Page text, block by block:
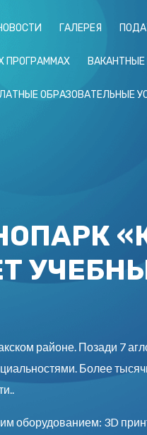
ГАЛЕРЕЯ
ПРОГРАММАХ
ОБРАЗОВАТЕЛЬНЫЕ
районе. Позади 7
Более
оборудованием: 3D